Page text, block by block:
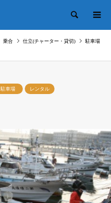
検索
乗合 仕立(チャーター・貸切)
駐車場
駐車場 レンタル